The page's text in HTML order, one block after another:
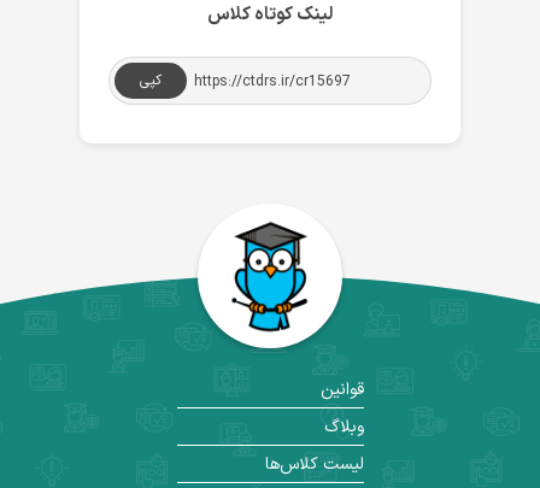
لینک کوتاه کلاس
کپی
قوانین
وبلاگ
لیست کلاس‌ها